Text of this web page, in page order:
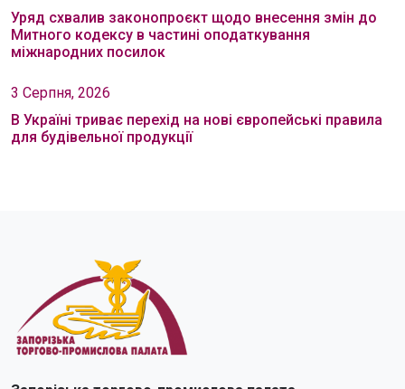
Уряд схвалив законопроєкт щодо внесення змін до
Митного кодексу в частині оподаткування
міжнародних посилок
3 Серпня, 2026
В Україні триває перехід на нові європейські правила
для будівельної продукції